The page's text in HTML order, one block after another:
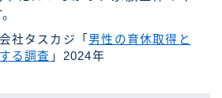
社タスカジ「 男性の育休取得と
る調査 」2024年